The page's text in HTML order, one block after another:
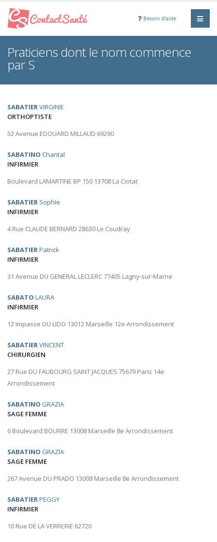
Besoin d'aide
Praticiens dont le nom commence
par S
SABATIERVIRGINIE
ORTHOPTISTE
52 Avenue EDOUARD MILLAUD 69290
SABATINO Chantal
INFIRMIER
Boulevard LAMARTINE BP 150 13708 La Ciotat
SABATIER Sophie
INFIRMIER
4 Rue CLAUDE BERNARD 28630 Le Coudray
SABATIERPatrick
INFIRMIER
31 Avenue DU GENERAL LECLERC 77405 Lagny-sur-Marne
SABATO LAURA
INFIRMIER
12 Impasse DU LIDO 13012 Marseille 12e Arrondissement
SABATIERVINCENT
CHIRURGIEN
27 Rue DU FAUBOURG SAINT JACQUES 75679 Paris 14e
Arrondissement
SABATINO GRAZIA
SAGE FEMME
6 Boulevard BOURRE 13008 Marseille 8e Arrondissement
SABATINO GRAZIA
SAGE FEMME
267 Avenue DU PRADO 13008 Marseille 8e Arrondissement
SABATIERPEGGY
INFIRMIER
10 Rue DE LA VERRERIE 62720